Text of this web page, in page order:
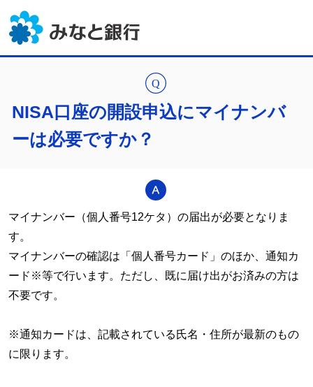
NISA口座の開設申込にマイナンバ
ーは必要ですか？
マイナンバー（個人番号12ケタ）の届出が必要となりま
す。
マイナンバーの確認は「個人番号カード」のほか、通知カ
ード※等で行います。ただし、既に届け出がお済みの方は
不要です。
※通知カードは、記載されている氏名・住所が最新のもの
に限ります。